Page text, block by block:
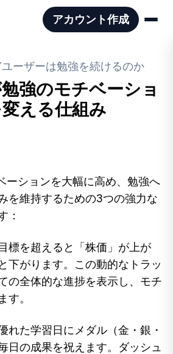
アカウント作成
ユーザーは勉強を続けるのか
強のモチベーショ
える仕組み
ーションを大幅に高め、勉強へ
を維持するための3つの強力な
：
標を超えると「株価」が上が
下がります。この動的なトラッ
の全体的な進捗を表示し、モチ
す。
れた学習日にメダル（金・銀・
日の成果を祝えます。ダッシュ